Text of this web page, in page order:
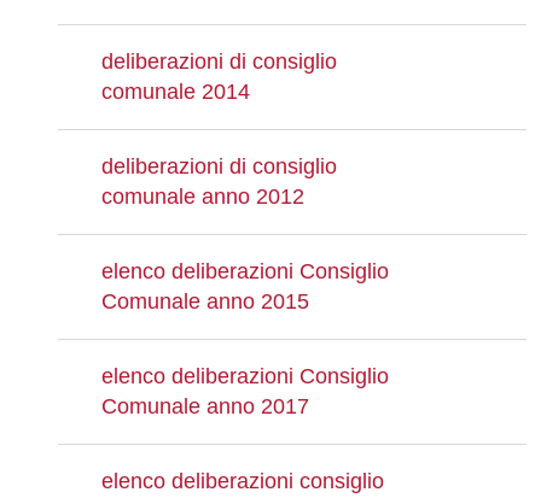
deliberazioni di consiglio
comunale 2014
deliberazioni di consiglio
comunale anno 2012
elenco deliberazioni Consiglio
Comunale anno 2015
elenco deliberazioni Consiglio
Comunale anno 2017
elenco deliberazioni consiglio